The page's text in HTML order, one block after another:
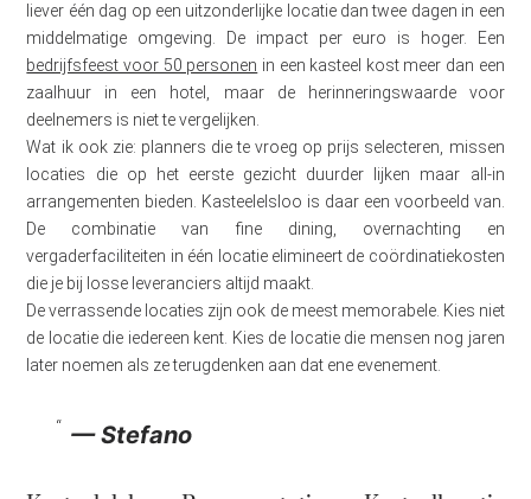
liever één dag op een uitzonderlijke locatie dan twee dagen in een
middelmatige omgeving. De impact per euro is hoger. Een
bedrijfsfeest voor 50 personen in een kasteel kost meer dan een
zaalhuur in een hotel, maar de herinneringswaarde voor
deelnemers is niet te vergelijken.
Wat ik ook zie: planners die te vroeg op prijs selecteren, missen
locaties die op het eerste gezicht duurder lijken maar all-in
arrangementen bieden. Kasteelelsloo is daar een voorbeeld van.
De combinatie van fine dining, overnachting en
vergaderfaciliteiten in één locatie elimineert de coördinatiekosten
die je bij losse leveranciers altijd maakt.
De verrassende locaties zijn ook de meest memorabele. Kies niet
de locatie die iedereen kent. Kies de locatie die mensen nog jaren
later noemen als ze terugdenken aan dat ene evenement.
— Stefano